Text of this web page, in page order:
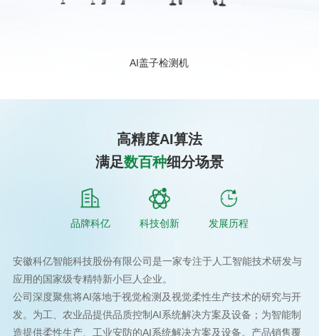
AI盖子检测机
高精度AI算法
满足数百种细分场景
品牌科亿 科技创新 发展历程
安徽科亿智能科技股份有限公司是一家专注于人工智能技术研发与
应用的国家级专精特新小巨人企业。
公司深度聚焦将AI落地于视觉检测及视觉柔性生产技术的研究与开
发。为工、农业品提供品质控制AI系统解决方案及设备；为智能制
造提供柔性生产、工业安防的AI系统解决方案及设备。产品销售覆